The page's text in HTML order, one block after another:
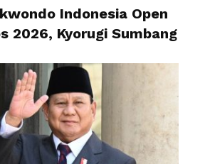
Indonesia Open
2026, Kyorugi Sumbang